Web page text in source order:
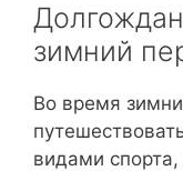
зимний
Во время
видами